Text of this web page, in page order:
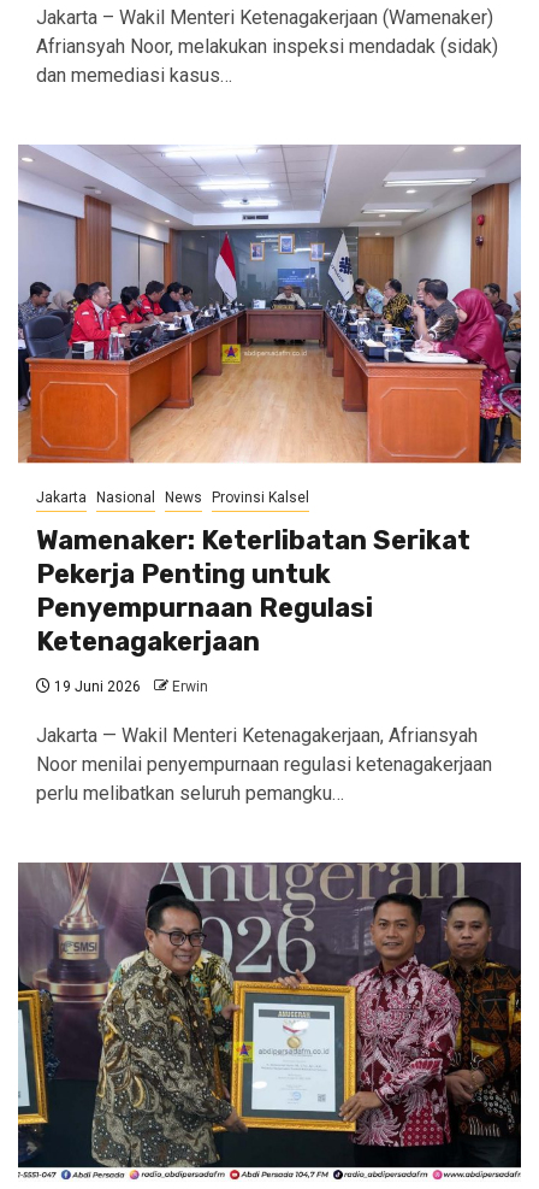
Jakarta – Wakil Menteri Ketenagakerjaan (Wamenaker)
Afriansyah Noor, melakukan inspeksi mendadak (sidak)
dan memediasi kasus…
Jakarta Nasional News Provinsi Kalsel
Wamenaker: Keterlibatan Serikat
Pekerja Penting untuk
Penyempurnaan Regulasi
Ketenagakerjaan
19 Juni 2026 Erwin
Jakarta — Wakil Menteri Ketenagakerjaan, Afriansyah
Noor menilai penyempurnaan regulasi ketenagakerjaan
perlu melibatkan seluruh pemangku…